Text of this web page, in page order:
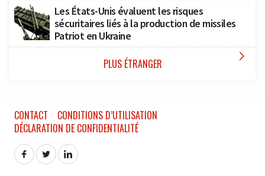
Les États-Unis évaluent les risques
sécuritaires liés à la production de missiles
Patriot en Ukraine
PLUS ÉTRANGER 
CONTACT
CONDITIONS D’UTILISATION
DÉCLARATION DE CONFIDENTIALITÉ